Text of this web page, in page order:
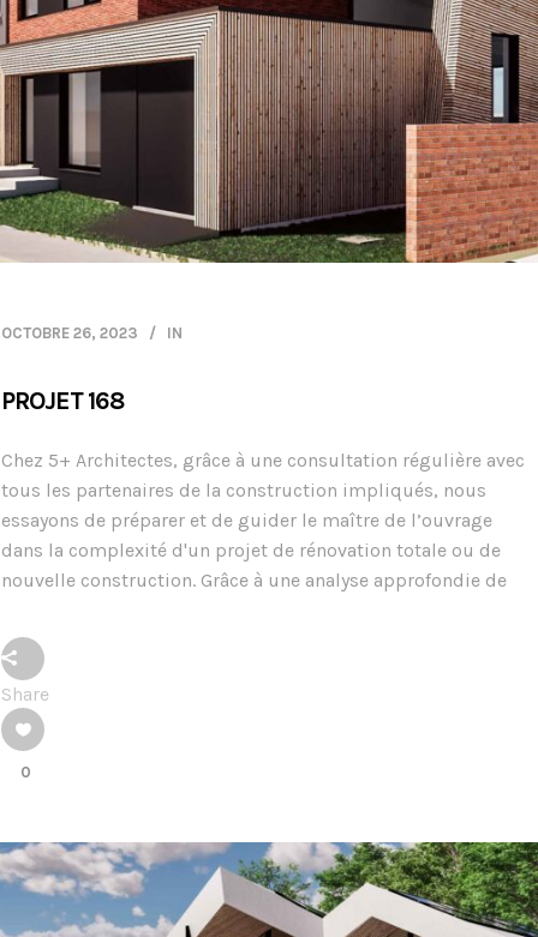
OCTOBRE 26, 2023 IN
PROJET 168
Chez 5+ Architectes, grâce à une consultation régulière avec
tous les partenaires de la construction impliqués, nous
essayons de préparer et de guider le maître de l’ouvrage
dans la complexité d'un projet de rénovation totale ou de
nouvelle construction. Grâce à une analyse approfondie de
Share
0